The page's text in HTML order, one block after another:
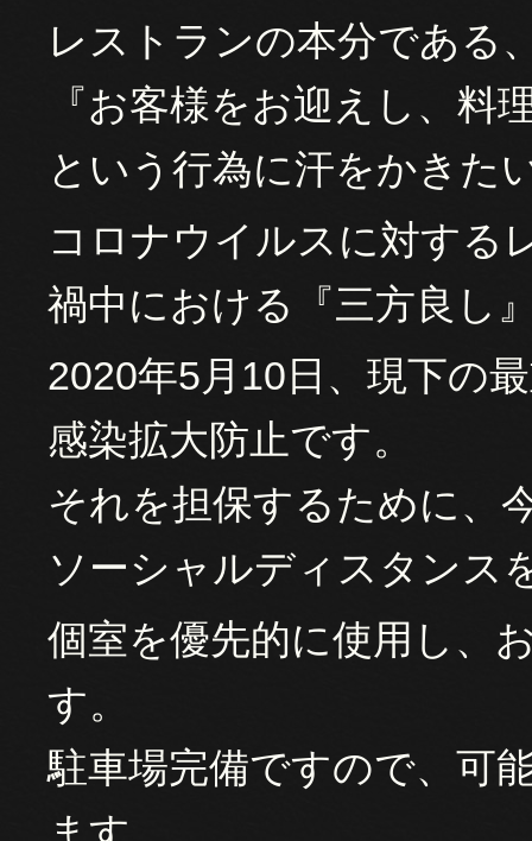
レストランの本分である
『お客様をお迎えし、料
という行為に汗をかきた
コロナウイルスに対する
禍中における『三方良し
2020年5月10日、現下の
感染拡大防止です。
それを担保するために、
ソーシャルディスタンス
個室を優先的に使用し、
す。
駐車場完備ですので、可
ます。